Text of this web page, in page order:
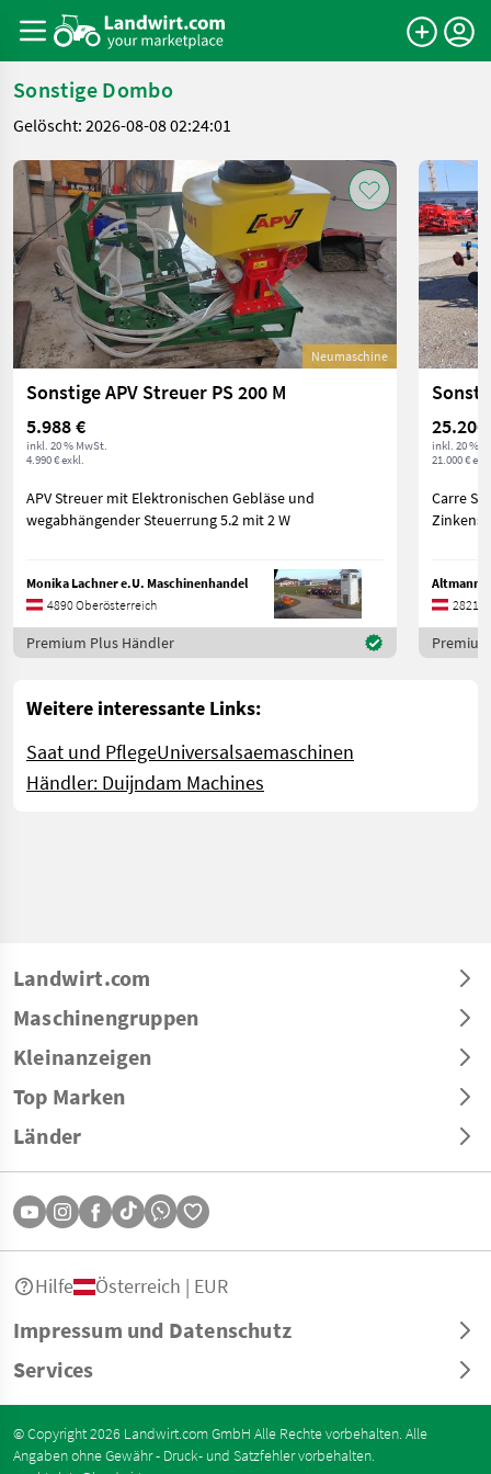
Sonstige Dombo
Gelöscht: 2026-08-08 02:24:01
Neumaschine
Sonstige APV Streuer PS 200 M
5.988 €
inkl. 20 % MwSt.
4.990 € exkl.
APV Streuer mit Elektronischen Gebläse und
wegabhängender Steuerrung 5.2 mit 2 W
Monika Lachner e.U. Maschinenhandel
4890 Oberösterreich
Premium Plus Händler
25.200
inkl. 20 %
21.000 €
Carre
Altmann
2821
Weitere interessante Links:
Saat und PflegeUniversalsaemaschinen
Händler: Duijndam Machines
Landwirt.com
Maschinengruppen
Kleinanzeigen
Top Marken
Länder
Impressum und Datenschutz
Services
Hilfe Österreich | EUR
© Copyright 2026 Landwirt.com GmbH Alle Rechte vorbehalten. Alle
Angaben ohne Gewähr - Druck- und Satzfehler vorbehalten.